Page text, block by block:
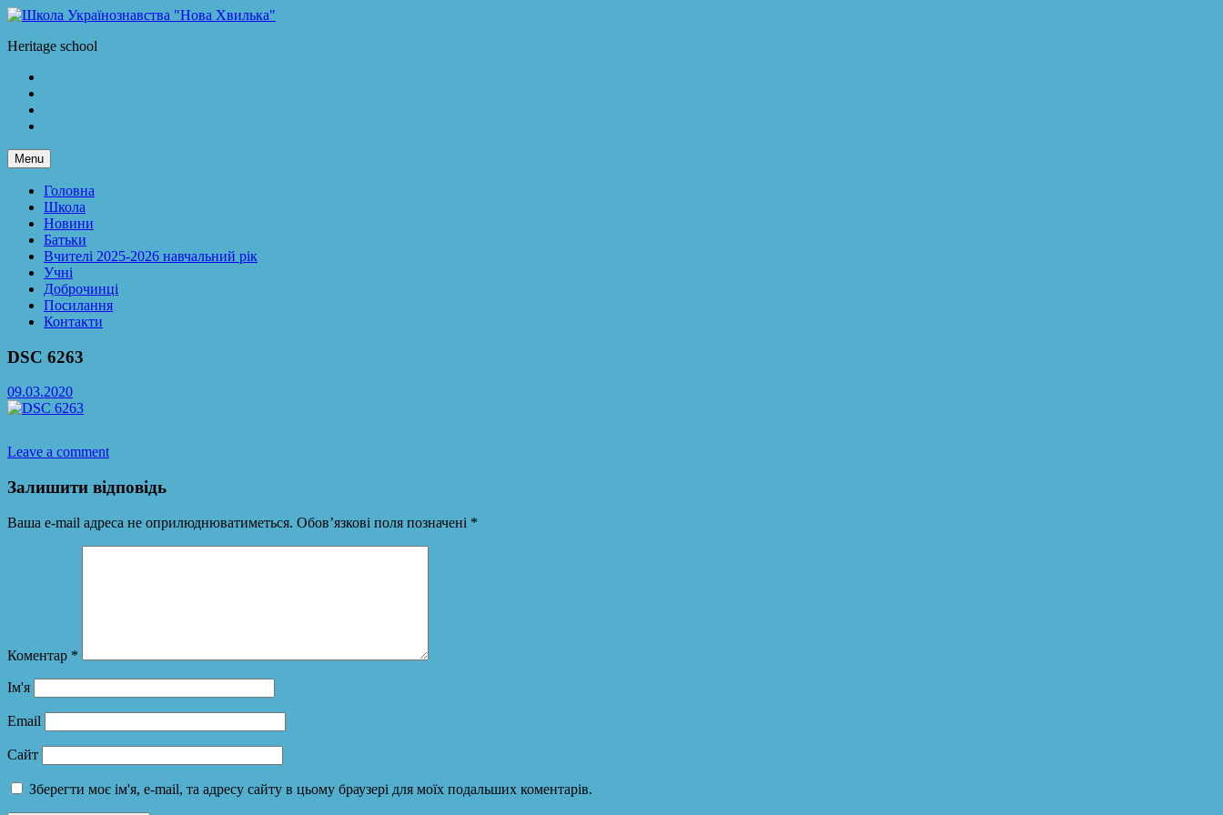
Skip
content
Школа Українознавства "Нова Хвилька"
Heritage school
Menu
Головна
Школа
Новини
Батьки
Вчителі 2025-2026 навчальний рік
Учні
Доброчинці
Посилання
Контакти
DSC 6263
09.03.2020
Leave a comment
Залишити відповідь
Ваша e-mail адреса не оприлюднюватиметься. Обов’язкові поля позначені *
Коментар *
Ім'я
Email
Сайт
Зберегти моє ім'я, e-mail, та адресу сайту в цьому браузері для моїх подальших коментарів.